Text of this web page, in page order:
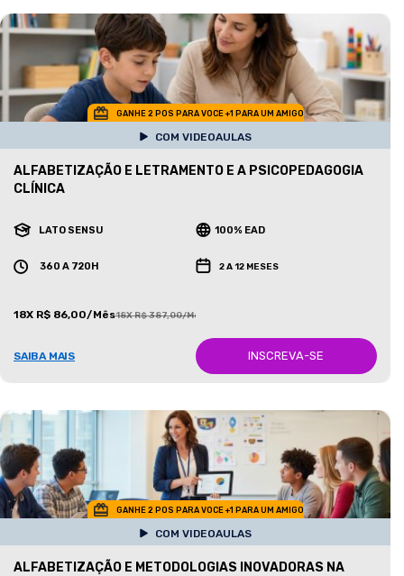
GANHE 2 POS PARA VOCE +1 PARA UM AMIGO
COM VIDEOAULAS
ALFABETIZAÇÃO E LETRAMENTO E A PSICOPEDAGOGIA
CLÍNICA
LATO SENSU 100% EAD
360 A 720H 2 A 12 MESES
18X R$ 86,00/Mês18X R$ 387,00/Mês
SAIBA MAIS INSCREVA-SE
GANHE 2 POS PARA VOCE +1 PARA UM AMIGO
COM VIDEOAULAS
ALFABETIZAÇÃO E METODOLOGIAS INOVADORAS NA